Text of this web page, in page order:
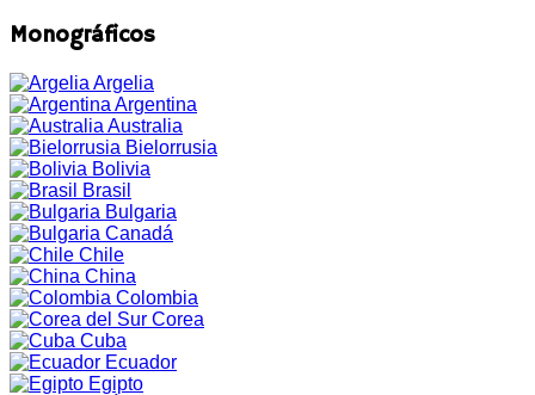
Monográficos
Argelia
Argentina
Australia
Bielorrusia
Bolivia
Brasil
Bulgaria
Canadá
Chile
China
Colombia
Corea
Cuba
Ecuador
Egipto